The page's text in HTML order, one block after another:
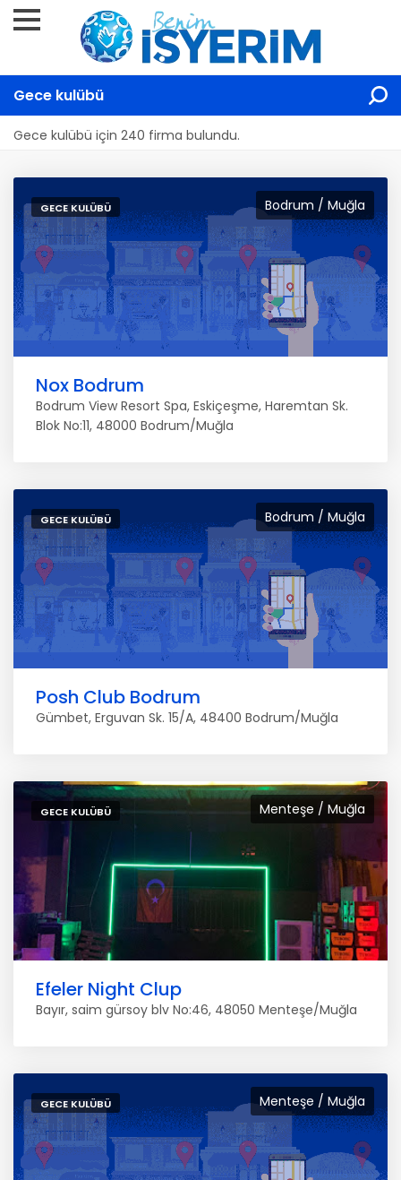
Gece kulübü
Gece kulübü için 240 firma bulundu.
Bodrum / Muğla
GECE KULÜBÜ
Nox Bodrum
Bodrum View Resort Spa, Eskiçeşme, Haremtan Sk.
Blok No:11, 48000 Bodrum/Muğla
Bodrum / Muğla
GECE KULÜBÜ
Posh Club Bodrum
Gümbet, Erguvan Sk. 15/A, 48400 Bodrum/Muğla
Menteşe / Muğla
GECE KULÜBÜ
Efeler Night Clup
Bayır, saim gürsoy blv No:46, 48050 Menteşe/Muğla
Menteşe / Muğla
GECE KULÜBÜ